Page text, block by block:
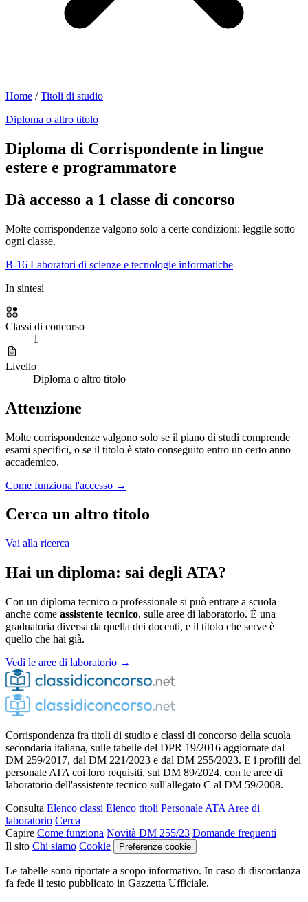
Home /Titoli di studio
Diploma o altro titolo
Diploma di Corrispondente in lingue
estere e programmatore
Dà accesso a 1 classe di concorso
Molte corrispondenze valgono solo a certe condizioni: leggile sotto
ogni classe.
B-16 Laboratori di scienze e tecnologie informatiche
In sintesi
Classi di concorso
1
Livello
Diploma o altro titolo
Attenzione
Molte corrispondenze valgono solo se il piano di studi comprende
esami specifici, o se il titolo è stato conseguito entro un certo anno
accademico.
Come funziona l'accesso →
Cerca un altro titolo
Vai alla ricerca
Hai un diploma: sai degli ATA?
Con un diploma tecnico o professionale si può entrare a scuola
anche come assistente tecnico, sulle aree di laboratorio. È una
graduatoria diversa da quella dei docenti, e il titolo che serve è
quello che hai già.
Vedi le aree di laboratorio →
Corrispondenza fra titoli di studio e classi di concorso della scuola
secondaria italiana, sulle tabelle del DPR 19/2016 aggiornate dal
DM 259/2017, dal DM 221/2023 e dal DM 255/2023. E i profili del
personale ATA coi loro requisiti, sul DM 89/2024, con le aree di
laboratorio dell'assistente tecnico sull'allegato C al DM 59/2008.
Consulta Elenco classi Elenco titoli Personale ATA Aree di
laboratorio Cerca
Capire Come funziona Novità DM 255/23 Domande frequenti
Il sito Chi siamo Cookie Preferenze cookie
Le tabelle sono riportate a scopo informativo. In caso di discordanza
fa fede il testo pubblicato in Gazzetta Ufficiale.